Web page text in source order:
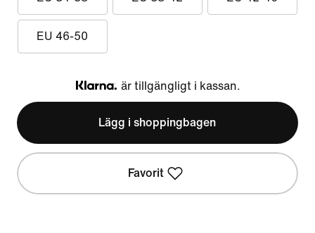
EU 46-50
Klarna
är tillgängligt i kassan.
Lägg i shoppingbagen
Favorit